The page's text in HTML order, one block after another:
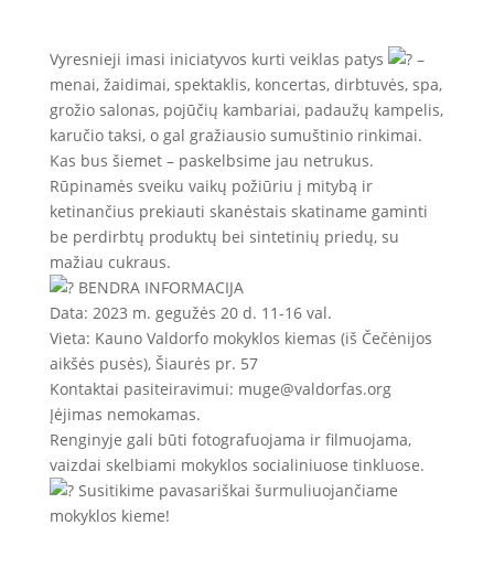
Vyresnieji imasi iniciatyvos kurti veiklas patys
–
menai, žaidimai, spektaklis, koncertas, dirbtuvės, spa,
grožio salonas, pojūčių kambariai, padaužų kampelis,
karučio taksi, o gal gražiausio sumuštinio rinkimai.
Kas bus šiemet – paskelbsime jau netrukus.
Rūpinamės sveiku vaikų požiūriu į mitybą ir
ketinančius prekiauti skanėstais skatiname gaminti
be perdirbtų produktų bei sintetinių priedų, su
mažiau cukraus.
BENDRA INFORMACIJA
Data: 2023 m. gegužės 20 d. 11-16 val.
Vieta: Kauno Valdorfo mokyklos kiemas (iš Čečėnijos
aikšės pusės), Šiaurės pr. 57
Kontaktai pasiteiravimui: muge@valdorfas.org
Įėjimas nemokamas.
Renginyje gali būti fotografuojama ir filmuojama,
vaizdai skelbiami mokyklos socialiniuose tinkluose.
Susitikime pavasariškai šurmuliuojančiame
mokyklos kieme!